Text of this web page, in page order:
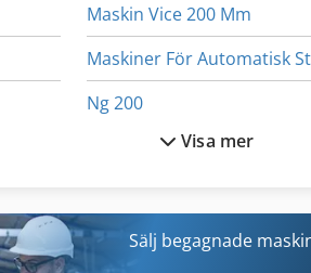
Maskin Vice 200 Mm
Ng 200
Produktion Av Byggmaterial
Slipmaskin För Knivar
Visa mer
Sälj begagnade